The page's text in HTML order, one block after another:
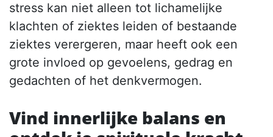
stress kan niet alleen tot lichamelijke
klachten of ziektes leiden of bestaande
ziektes verergeren, maar heeft ook een
grote invloed op gevoelens, gedrag en
gedachten of het denkvermogen.
Vind innerlijke balans en